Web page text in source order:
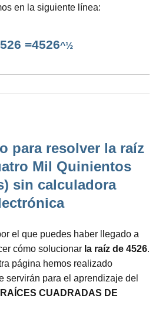
en la siguiente línea:
=4526^½
para resolver la raíz
Mil Quinientos
sin calculadora
el que puedes haber llegado a
cómo solucionar la raíz de 4526.
página hemos realizado
servirán para el aprendizaje del
RAÍCES CUADRADAS DE